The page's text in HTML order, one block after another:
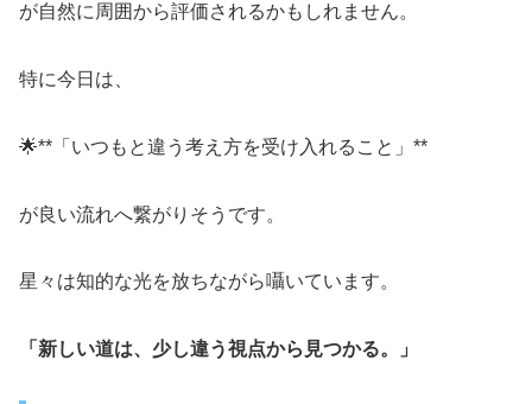
が自然に周囲から評価されるかもしれません。
特に今日は、
🌟**「いつもと違う考え方を受け入れること」**
が良い流れへ繋がりそうです。
星々は知的な光を放ちながら囁いています。
「新しい道は、少し違う視点から見つかる。」